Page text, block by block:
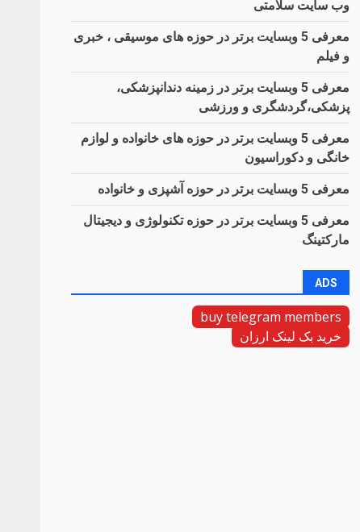
وب سایت سلامتی
معرفی 5 وبسایت برتر در حوزه های موسیقی ، خبری
و فیلم
معرفی 5 وبسایت برتر در زمینه دندانپزشکی،
پزشکی،گردشگری و ورزشی
معرفی 5 وبسایت برتر در حوزه های خانواده و لوازم
خانگی و دکوراسیون
معرفی 5 وبسایت برتر در حوزه آشپزی و خانواده
معرفی 5 وبسایت برتر در حوزه تکنولوژی و دیجیتال
مارکتینگ
ADS
buy telegram members
خرید بک لینک ارزان